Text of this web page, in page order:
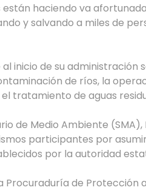
están haciendo va
y salvando a miles de
inicio de su
de ríos, la
tratamiento de aguas
de Medio Ambiente
participantes por
por la autoridad
Procuraduría de Protección